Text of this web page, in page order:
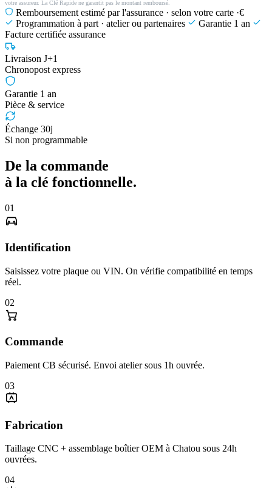
votre assureur. La Clé Rapide ne garantit pas le montant remboursé.
Remboursement estimé par l'assurance · selon votre carte ·€
Programmation à part · atelier ou partenaires
Garantie 1 an
Facture certifiée assurance
Livraison J+1
Chronopost express
Garantie 1 an
Pièce & service
Échange 30j
Si non programmable
De la commande
à la clé fonctionnelle.
01
Identification
Saisissez votre plaque ou VIN. On vérifie compatibilité en temps
réel.
02
Commande
Paiement CB sécurisé. Envoi atelier sous 1h ouvrée.
03
Fabrication
Taillage CNC + assemblage boîtier OEM à Chatou sous 24h
ouvrées.
04